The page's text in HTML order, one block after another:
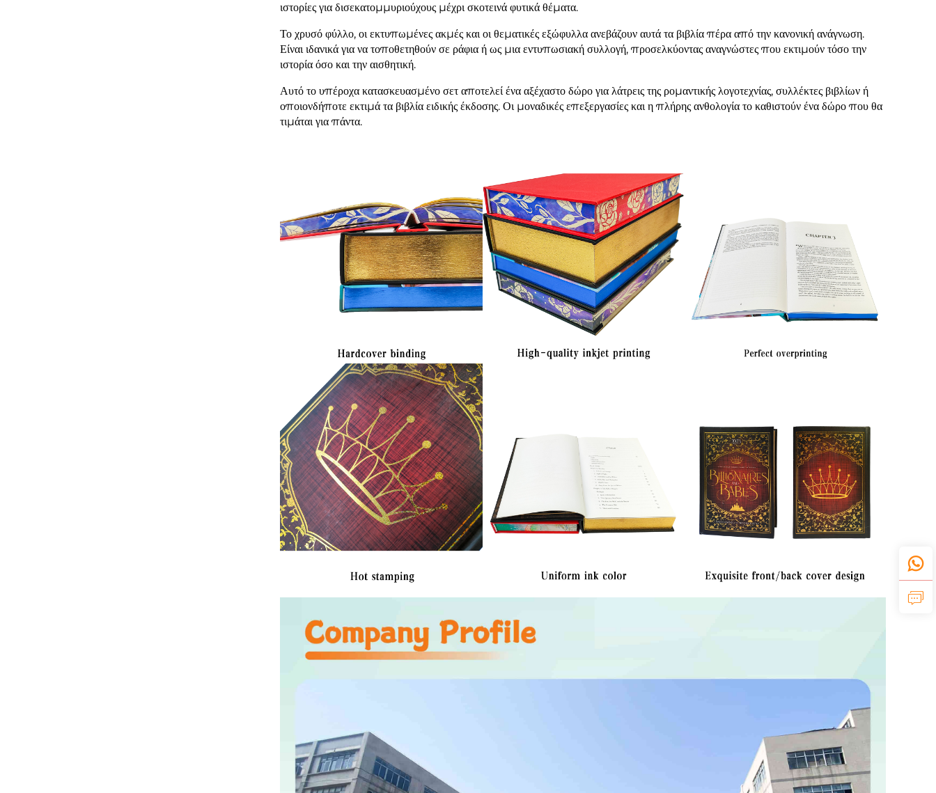
ιστορίες για δισεκατομμυριούχους μέχρι σκοτεινά φυτικά θέματα.
Το χρυσό φύλλο, οι εκτυπωμένες ακμές και οι θεματικές εξώφυλλα ανεβάζουν αυτά τα βιβλία πέρα από την κανονική ανάγνωση.
Είναι ιδανικά για να τοποθετηθούν σε ράφια ή ως μια εντυπωσιακή συλλογή, προσελκύοντας αναγνώστες που εκτιμούν τόσο την
ιστορία όσο και την αισθητική.
Αυτό το υπέροχα κατασκευασμένο σετ αποτελεί ένα αξέχαστο δώρο για λάτρεις της ρομαντικής λογοτεχνίας, συλλέκτες βιβλίων ή
οποιονδήποτε εκτιμά τα βιβλία ειδικής έκδοσης. Οι μοναδικές επεξεργασίες και η πλήρης ανθολογία το καθιστούν ένα δώρο που θα
τιμάται για πάντα.